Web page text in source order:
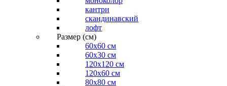
кантри
скандинавский
лофт
Размер (см)
60х60 см
60x30 см
120x120 см
120x60 см
80x80 см